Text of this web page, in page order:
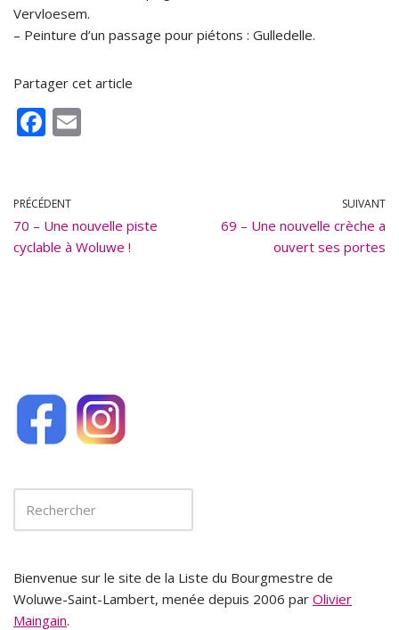
Vervloesem.
– Peinture d’un passage pour piétons : Gulledelle.
Partager cet article
F
b
o
o
PRÉCÉDENT
70 – Une nouvelle piste
cyclable à Woluwe !
SUIVANT
69 – Une nouvelle crèche a
ouvert ses portes
Bienvenue sur le site de la Liste du Bourgmestre de
Woluwe-Saint-Lambert, menée depuis 2006 par Olivier
Maingain.